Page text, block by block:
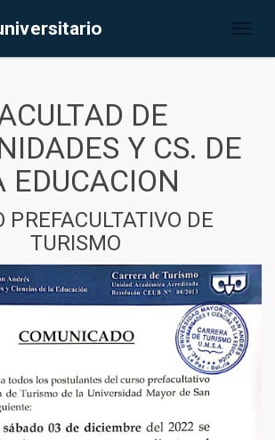
DE
Y CS. DE
EDUCACION
PREFACULTATIVO DE
TURISMO